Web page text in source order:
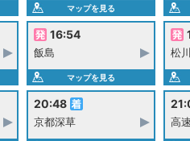
マップを見る
16:54
飯島
マップを見る
松川
20:48
京都深草 高